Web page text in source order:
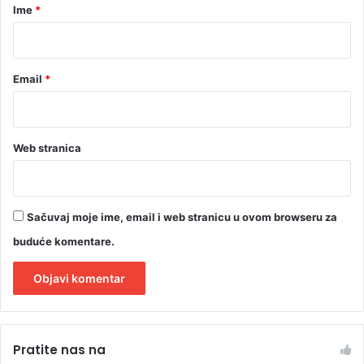
rIme *
Email *
Web stranica
Sačuvaj moje ime, email i web stranicu u ovom browseru za
buduće komentare.
tPratite nas na